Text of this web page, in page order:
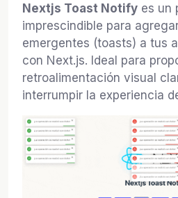
Nextjs Toast Notify es un
imprescindible para
emergentes (toasts) a tus
con Next.js. Ideal para
retroalimentación visual
interrumpir la experiencia